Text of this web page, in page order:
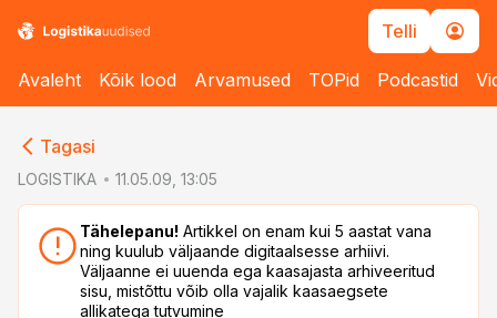
Telli
Avaleht Kõik lood Arvamused TOPid Podcastid
Tagasi
LOGISTIKA 11.05.09, 13:05
Tähelepanu! Artikkel on enam kui 5 aastat vana
ning kuulub väljaande digitaalsesse arhiivi.
Väljaanne ei uuenda ega kaasajasta arhiveeritud
sisu, mistõttu võib olla vajalik kaasaegsete
allikatega tutvumine